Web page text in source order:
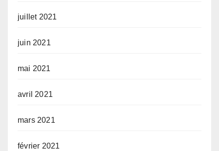
juillet 2021
juin 2021
mai 2021
avril 2021
mars 2021
février 2021